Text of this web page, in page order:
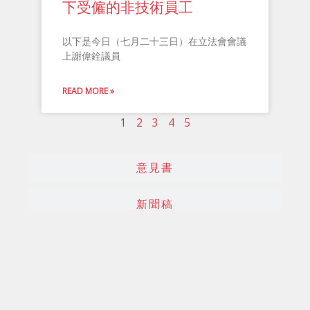
意見書
新聞稿
下受僱的非技術員工
以下是今日（七月二十三日）在立法會會議
上謝偉銓議員
READ MORE »
1 2 3 4 5